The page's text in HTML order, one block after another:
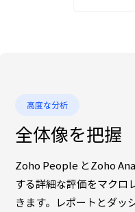
高度な分析
全体像を把握
Zoho People とZoho
する詳細な評価をマクロ
きます。レポートとダッ